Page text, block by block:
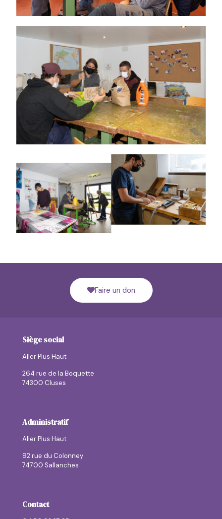
Faire un don
Siège social
Aller Plus Haut
264 rue de la Boquette
74300 Cluses
Administratif
Aller Plus Haut
92 rue du Colonney
74700 Sallanches
Contact